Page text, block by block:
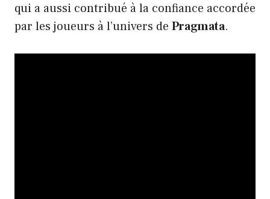
qui a aussi contribué à la confiance accordée
par les joueurs à l’univers de Pragmata.